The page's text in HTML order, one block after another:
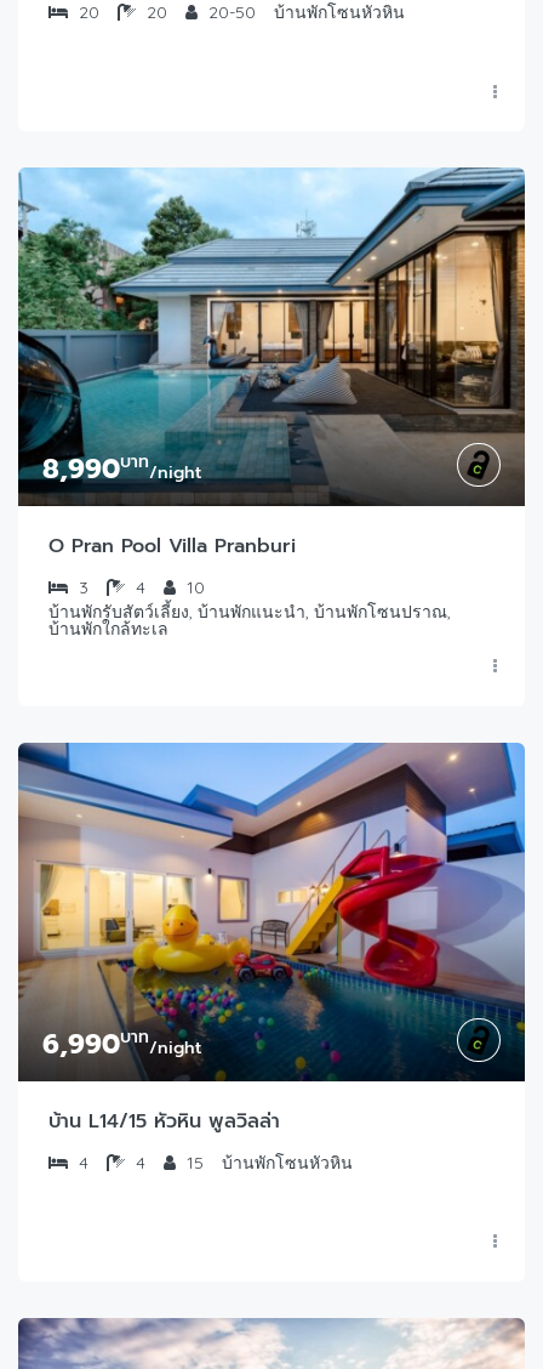
20 20 20-50 บ้านพักโซนหัวหิน
8,990บาท/night
O Pran Pool Villa Pranburi
3 4
10
บ้านพักรับสัตว์เลี้ยง, บ้านพักแนะนำ, บ้านพักโซนปราณ,
บ้านพักใกล้ทะเล
6,990บาท/night
บ้าน L14/15 หัวหิน พูลวิลล่า
4 4 15 บ้านพักโซนหัวหิน